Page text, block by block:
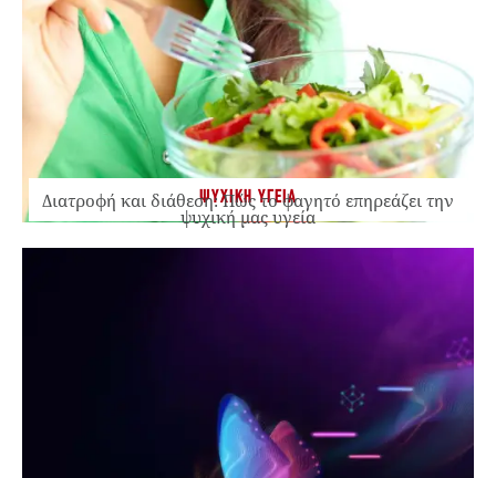
ΨΥΧΙΚΗ ΥΓΕΙΑ
Διατροφή και διάθεση: Πώς το φαγητό επηρεάζει την
ψυχική μας υγεία